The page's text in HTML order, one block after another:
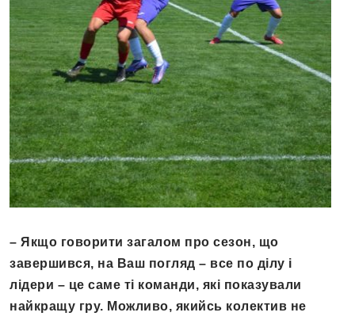
– Якщо говорити загалом про сезон, що
завершився, на Ваш погляд – все по ділу і
лідери – це саме ті команди, які показували
найкращу гру. Можливо, якийсь колектив не